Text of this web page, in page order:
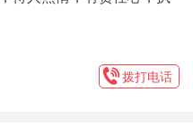
拨打电话